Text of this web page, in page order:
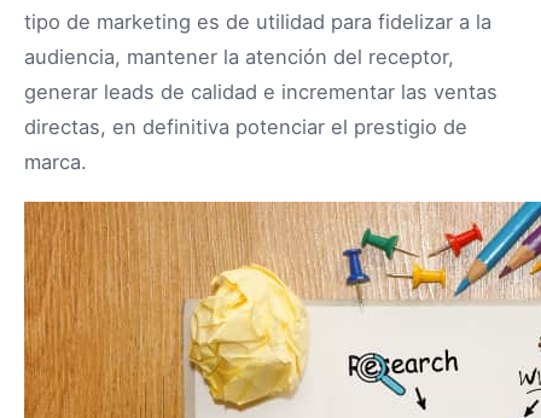
tipo de marketing es de utilidad para fidelizar a la
audiencia, mantener la atención del receptor,
generar leads de calidad e incrementar las ventas
directas, en definitiva potenciar el prestigio de
marca.